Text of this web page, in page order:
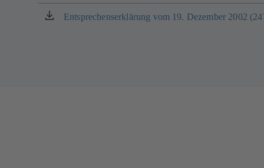
Tab)
in
einem
Entsprechenserklärung vom 19. Dezember 2002
(öffnet